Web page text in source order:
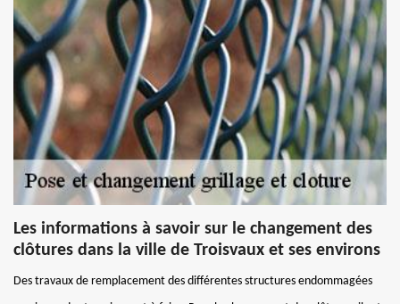
Les informations à savoir sur le changement des
clôtures dans la ville de Troisvaux et ses environs
Des travaux de remplacement des différentes structures endommagées